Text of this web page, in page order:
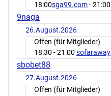
18:00sga99.com- 21:00
9naga
26.August.2026
Offen (für Mitglieder)
18:30 - 21:00
sbobet88
27.August.2026
Offen (für Mitglieder)